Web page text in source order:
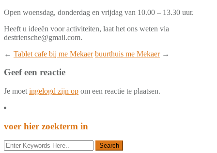
Open woensdag, donderdag en vrijdag van 10.00 – 13.30 uur.
Heeft u ideeën voor activiteiten, laat het ons weten via
destriensche@gmail.com.
← Tablet cafe bij me Mekaer buurthuis me Mekaer→
Geef een reactie
Je moet ingelogd zijn op om een reactie te plaatsen.
voer hier zoekterm in